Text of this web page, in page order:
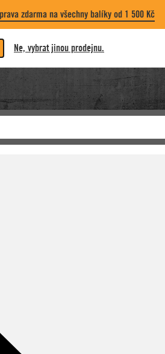
zdarma na všechny balíky od 1 500 Kč
Ne, vybrat jinou prodejnu.